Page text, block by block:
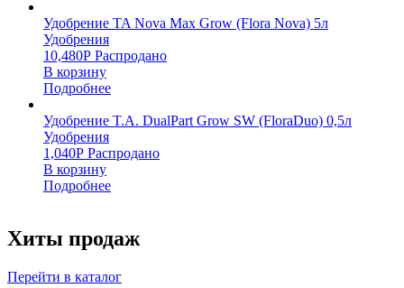
Удобрение TA Nova Max Grow (Flora Nova) 5л
Удобрения
10,480Р Распродано
В корзину
Подробнее
Удобрение T.A. DualPart Grow SW (FloraDuo) 0,5л
Удобрения
1,040Р Распродано
В корзину
Подробнее
Хиты продаж
Перейти в каталог